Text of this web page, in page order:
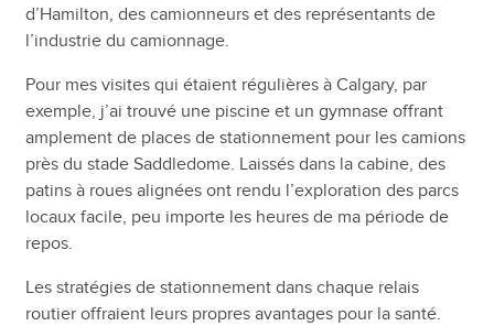
d’Hamilton, des camionneurs et des représentants de
l’industrie du camionnage.
Pour mes visites qui étaient régulières à Calgary, par
exemple, j’ai trouvé une piscine et un gymnase offrant
amplement de places de stationnement pour les camions
près du stade Saddledome. Laissés dans la cabine, des
patins à roues alignées ont rendu l’exploration des parcs
locaux facile, peu importe les heures de ma période de
repos.
Les stratégies de stationnement dans chaque relais
routier offraient leurs propres avantages pour la santé.